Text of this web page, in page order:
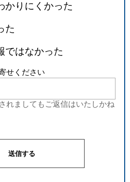
かりにくかった
た
ではなかった
せください
れましてもご返信はいたしかね